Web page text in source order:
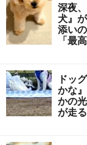
深夜
犬』
添い
「最
ドッ
かな
かの
が走